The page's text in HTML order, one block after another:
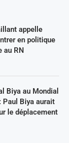
appelle
en politique
au RN
Biya au Mondial
Paul Biya aurait
le déplacement